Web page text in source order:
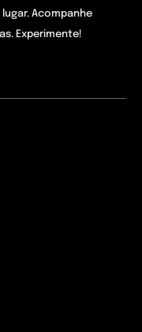
Acompanhe
Experimente!